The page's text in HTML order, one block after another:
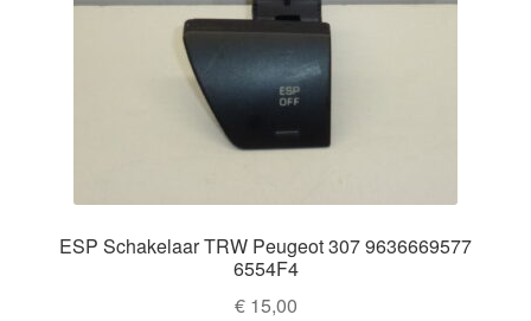
ESP Schakelaar TRW Peugeot 307 9636669577
6554F4
€15,00